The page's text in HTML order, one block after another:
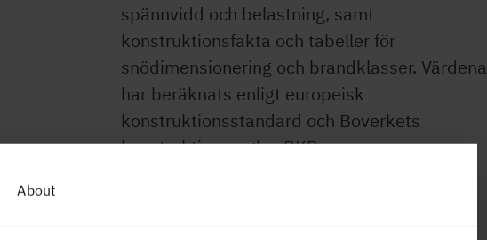
About
spännvidd och belastning, samt
konstruktionsfakta och tabeller för
snödimensionering och brandklasser. Värdena
har beräknats enligt europeisk
konstruktionsstandard och Boverkets
konstruktionsregler, BKR.